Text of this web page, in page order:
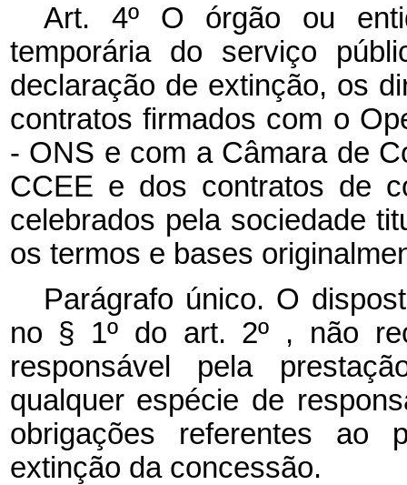
Art. 4º O órgão ou
temporária do serviço
declaração de extinção, os
contratos firmados com o
- ONS e com a Câmara de
CCEE e dos contratos de
celebrados pela sociedade
os termos e bases
Parágrafo único. O
no § 1º do art. 2º , não
responsável pela
qualquer espécie de
obrigações referentes ao
extinção da concessão.